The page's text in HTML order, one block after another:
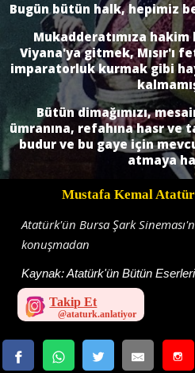
Bugün bütün halk, hepimiz
Mukadderatımıza
Viyana'ya gitmek, Mısır'ı
imparatorluk kurmak gibi
Bütün dimağımızı,
ümranına, refahına hasr ve
budur ve bu gaye için
atmaya
Mustafa Kemal
Atatürk'ün Bursa Şark
konuşmadan
Kaynak:Atatürk'ün Bütün
Takip Et